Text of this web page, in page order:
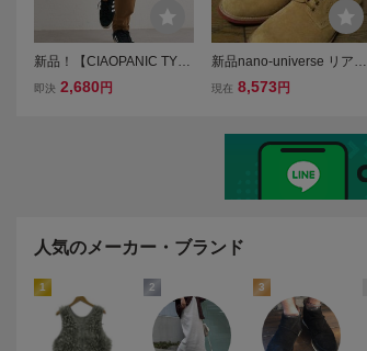
新品！【CIAOPANIC TYP
Y（チャオパニック ティピ
即決 2,680円
新品nano-universe リアル
スウェードブーツ キャメ
現在 8,573円
人気のメーカー・ブランド
1 2 3